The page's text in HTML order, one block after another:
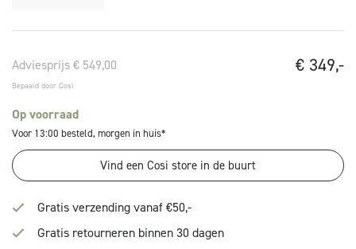
Adviesprijs € 549,00
Bepaald door Cosi
€ 349,-
Op voorraad
Voor 13:00 besteld, morgen in huis*
Vind een Cosi store in de buurt
Gratis verzending vanaf €50,-
Gratis retourneren binnen 30 dagen